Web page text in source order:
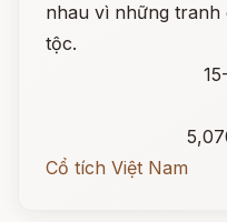
nhau vì những tranh
tộc.
Cổ tích Việt Nam